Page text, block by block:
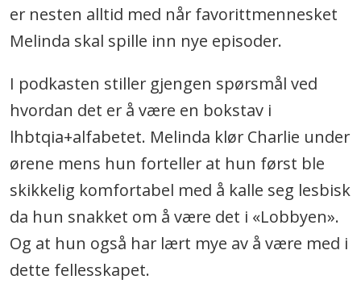
er nesten alltid med når favorittmennesket
Melinda skal spille inn nye episoder.
I podkasten stiller gjengen spørsmål ved
hvordan det er å være en bokstav i
lhbtqia+alfabetet. Melinda klør Charlie under
ørene mens hun forteller at hun først ble
skikkelig komfortabel med å kalle seg lesbisk
da hun snakket om å være det i «Lobbyen».
Og at hun også har lært mye av å være med i
dette fellesskapet.